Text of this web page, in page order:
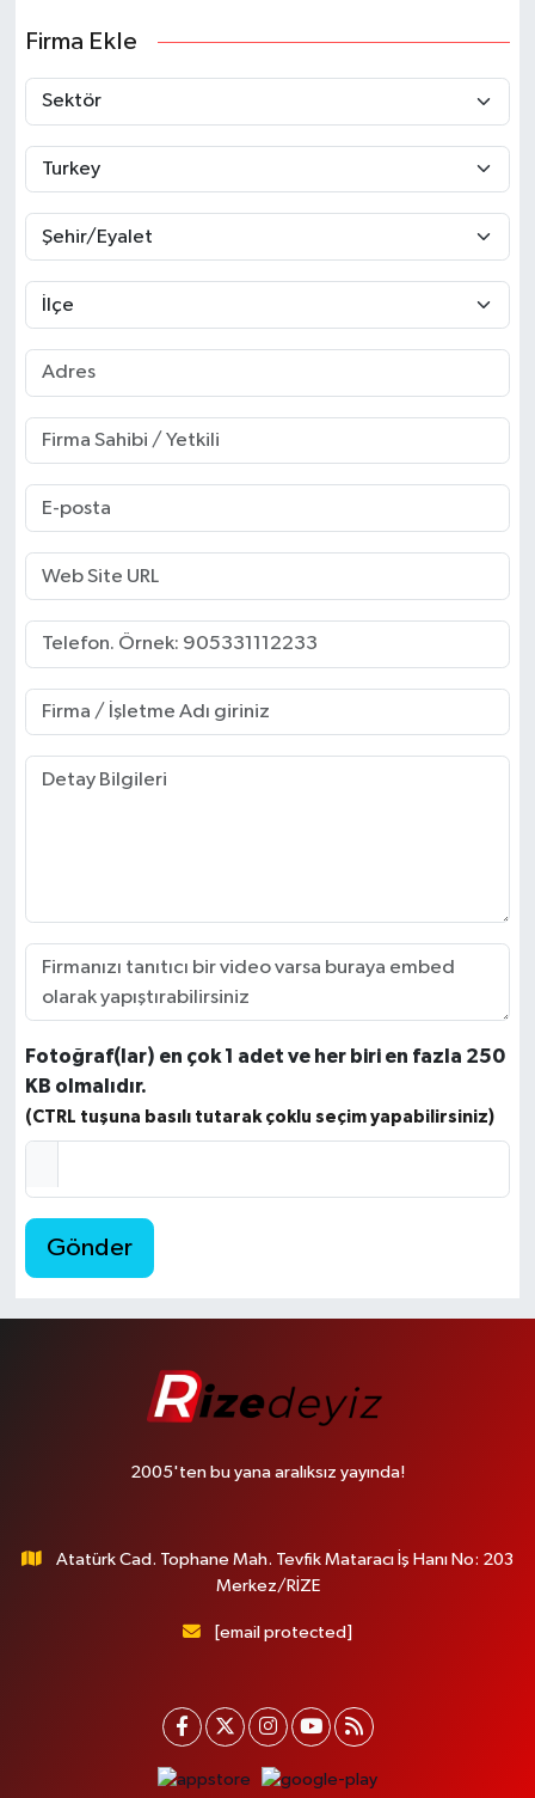
Firma Ekle
Fotoğraf(lar) en çok 1 adet ve her biri en fazla 250
KB olmalıdır.
(CTRL tuşuna basılı tutarak çoklu seçim yapabilirsiniz)
Gönder
2005'ten bu yana aralıksız yayında!
Atatürk Cad. Tophane Mah. Tevfik Mataracı İş Hanı No: 203
Merkez/RİZE
[email protected]